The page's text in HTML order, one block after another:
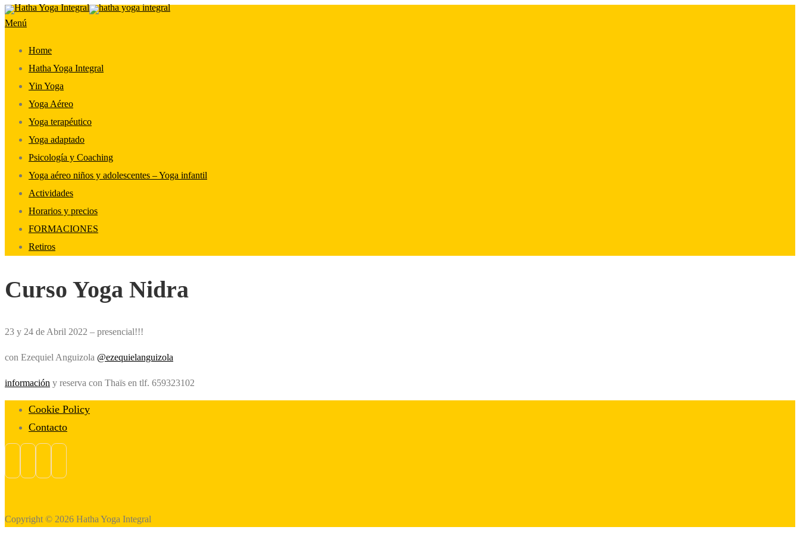
Saltar
al
Menú
Home
Hatha Yoga Integral
Yin Yoga
Yoga Aéreo
Yoga terapéutico
Yoga adaptado
Psicología y Coaching
Yoga aéreo niños y adolescentes – Yoga infantil
Actividades
Horarios y precios
FORMACIONES
Retiros
Curso Yoga Nidra
23 y 24 de Abril 2022 – presencial!!!
con Ezequiel Anguizola @ezequielanguizola
información y reserva con Thaïs en tlf. 659323102
Cookie Policy
Contacto
Copyright © 2026 Hatha Yoga Integral